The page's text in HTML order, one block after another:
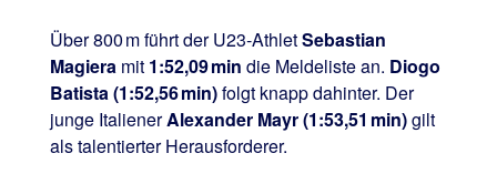
Über 800 m führt der U23‑AthletSebastian
Magieramit 1:52,09 min die Meldeliste an. Diogo
Batista (1:52,56 min)folgt knapp dahinter. Der
junge ItalienerAlexander Mayr(1:53,51 min)gilt
als talentierter Herausforderer.